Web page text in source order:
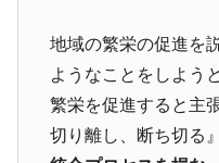
塊！
Fact1
夏の甲子園、優
府県とは？
Fact1 今話題の「楽天
地域の繁栄の促進を
ようなことをしよう
繁栄を促進すると主
切り離し、断ち切る